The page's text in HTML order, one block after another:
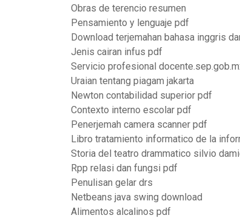
Obras de terencio resumen
Pensamiento y lenguaje pdf
Download terjemahan bahasa inggris
Jenis cairan infus pdf
Servicio profesional
Uraian tentang piagam jakarta
Newton contabilidad superior pdf
Contexto interno escolar pdf
Penerjemah camera scanner pdf
Libro tratamiento informatico de la
Storia del teatro drammatico silvio
Rpp relasi dan fungsi pdf
Penulisan gelar drs
Netbeans java swing download
Alimentos alcalinos pdf